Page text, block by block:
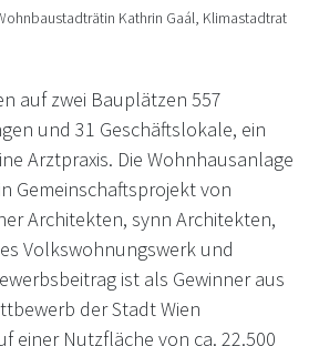
Kathrin Gaál, Klimastadtrat
auf zwei Bauplätzen 557
und 31 Geschäftslokale, ein
Arztpraxis. Die Wohnhausanlage
Gemeinschaftsprojekt von
Architekten, synn Architekten,
Volkswohnungswerk und
ist als Gewinner aus
der Stadt Wien
einer Nutzfläche von ca. 22.500